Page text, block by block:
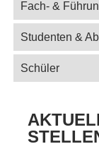
Fach- &
Studenten &
Schüler